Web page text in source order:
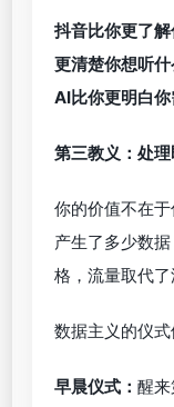
抖音比你更了
更清楚你想听
AI比你更明白你
第三教义：处理
你的价值不在
产生了多少数
格，流量取代了
数据主义的仪式
早晨仪式： 醒